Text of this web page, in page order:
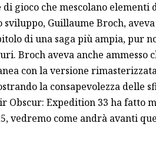
di gioco che mescolano elementi
sviluppo, Guillaume Broch,
di una saga più ampia, pur
Broch aveva anche ammesso
con la versione
la consapevolezza delle
Obscur: Expedition 33 ha fatto
, vedremo come andrà avanti